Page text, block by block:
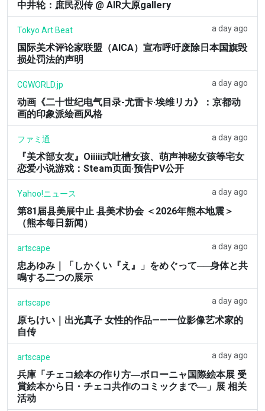
中井轮：庶民烈传 @ AIR大原gallery
Tokyo Art Beat a day ago
国际美术评论家联盟（AICA）宣布呼吁废除日本国旗毁
损处罚法的声明
CGWORLD.jp a day ago
动画《二十世纪电气目录-尤雷卡·埃维リカ》：京都动
画的印象派绘画风格
ファミ通 a day ago
『美术部女友』Oiiiii式吐槽女孩、萌声神秘女孩等宅女
恋爱小说游戏：Steam页面·预告PV公开
Yahoo!ニュース a day ago
第81届县美展中止 县美术协会 ＜2026年熊本地震＞
（熊本每日新闻）
artscape a day ago
忠あゆみ｜「しかくい『え』」をめぐって──身体と共
鳴する二つの展示
artscape a day ago
原ちけい｜出光真子 女性的作品——一位影像艺术家的
自传
artscape a day ago
兵庫「チェコ絵本の作り方―ボローニャ国際絵本展 受
賞絵本から日・チェコ共作のコミックまで―」展 相关
活动